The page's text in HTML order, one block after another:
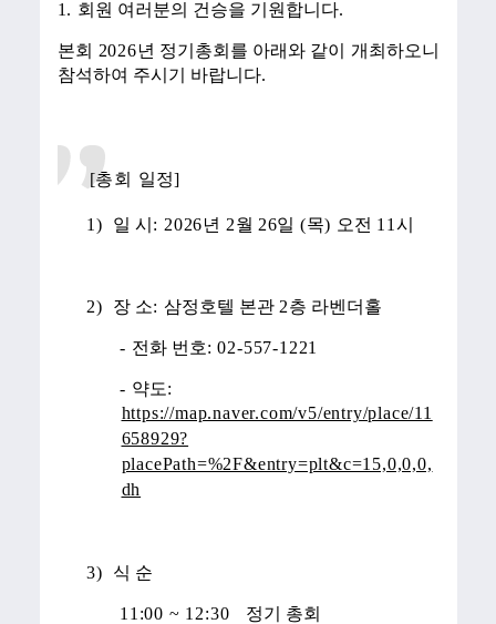
1. 회원 여러분의 건승을 기원합니다.
본회 2026년 정기총회를 아래와 같이 개최하오니
참석하여 주시기 바랍니다.
[총회 일정]
1) 일 시 : 2026년 2월 26일 (목) 오전 11시
2) 장 소: 삼정호텔 본관 2층 라벤더홀
- 전화 번호: 02-557-1221
- 약도:
https://map.naver.com/v5/entry/place/11
658929?
placePath=%2F&entry=plt&c=15,0,0,0,
dh
3) 식 순
11:00 ~ 12:30 정기 총회